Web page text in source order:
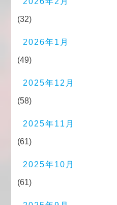
(32)
2026年1月
(49)
2025年12月
(58)
2025年11月
(61)
2025年10月
(61)